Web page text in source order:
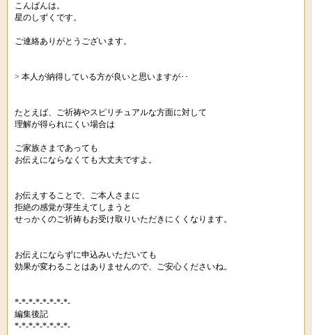
こんばんは。
星のしずくです。
ご連絡ありがとうございます。
> 本人が納得している方が良いと思いますが･･
たとえば、ご祈祷やスピリチュアルな方面に対して
理解が得られにくい場合は
ご家族さまであっても
お伝えにならなくても大丈夫ですよ。
お伝えすることで、ご本人さまに
拒絶の感覚が芽生えてしまうと
せっかくのご祈祷もお受け取りいただきにくくなります。
お伝えにならずに申込みいただいても
効果が変わることはありませんので、ご安心くださいね。
*-*-*-*-*-*-*-*-
編集後記
*-*-*-*-*-*-*-*-